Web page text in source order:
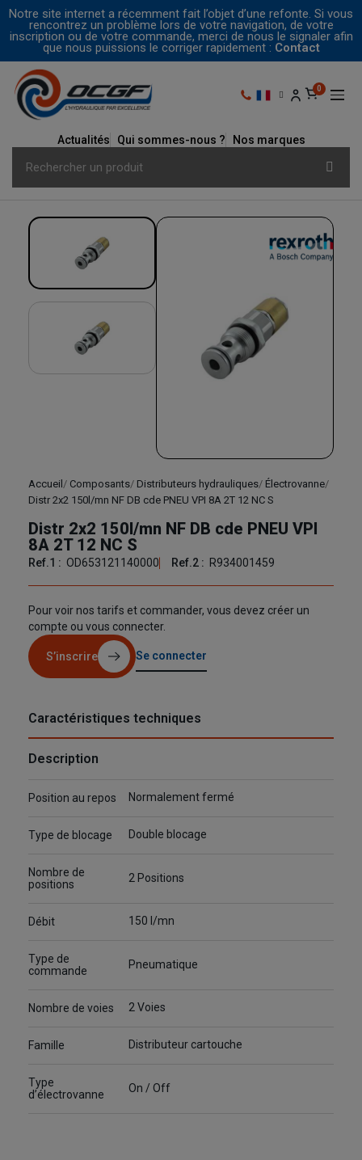
Notre site internet a récemment fait l’objet d’une refonte. Si vous
rencontrez un problème lors de votre navigation, de votre
inscription ou de votre commande, merci de nous le signaler afin
que nous puissions le corriger rapidement : Contact
Actualités Qui sommes-nous ? Nos marques
Accueil Composants Distributeurs hydrauliques Électrovanne
Distr 2x2 150l/mn NF DB cde PNEU VPI 8A 2T 12 NC S
Distr 2x2 150l/mn NF DB cde PNEU VPI
8A 2T 12 NC S
Ref.1 : OD653121140000 Ref.2 : R934001459
Pour voir nos tarifs et commander, vous devez créer un
compte ou vous connecter.
S’inscrire Se connecter
Caractéristiques techniques
Description
Position au repos Normalement fermé
Type de blocage Double blocage
Nombre de
positions
2 Positions
Débit 150 l/mn
Type de
commande
Pneumatique
Nombre de voies 2 Voies
Famille Distributeur cartouche
Type
d’électrovanne
On / Off